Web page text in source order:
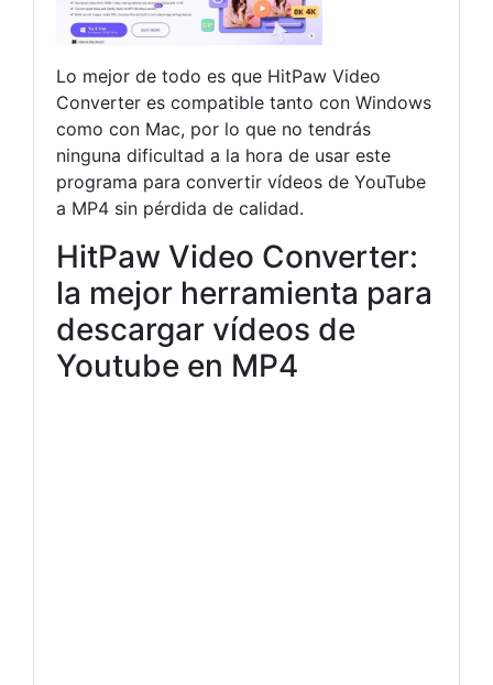
Lo mejor de todo es que HitPaw Video
Converter es compatible tanto con Windows
como con Mac, por lo que no tendrás
ninguna dificultad a la hora de usar este
programa para convertir vídeos de YouTube
a MP4 sin pérdida de calidad.
HitPaw Video Converter:
la mejor herramienta para
descargar vídeos de
Youtube en MP4